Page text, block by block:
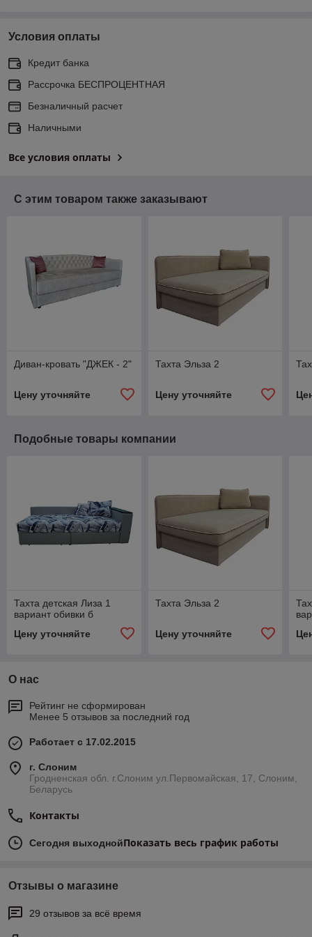
Условия оплаты
Кредит банка
Рассрочка БЕСПРОЦЕНТНАЯ
Безналичный расчет
Наличными
Все условия оплаты
С этим товаром также заказывают
Диван-кровать "ДЖЕК - 2"
Цену уточняйте
Тахта Эльза 2
Цену уточняйте
Подобные товары компании
Тахта детская Лиза 1
вариант обивки б
Цену уточняйте
Тахта Эльза 2
Цену уточняйте
О нас
Рейтинг не сформирован
Менее 5 отзывов за последний год
Работает с 17.02.2015
г. Слоним
Гродненская обл. г.Слоним ул.Первомайская, 17, Слоним,
Беларусь
Контакты
Сегодня выходнойПоказать весь график работы
Отзывы о магазине
29 отзывов за всё время